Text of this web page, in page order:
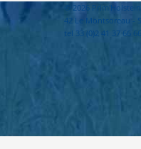
© 2026
42 Le Montsoreau -
tel 33 (0)2 41 37 66